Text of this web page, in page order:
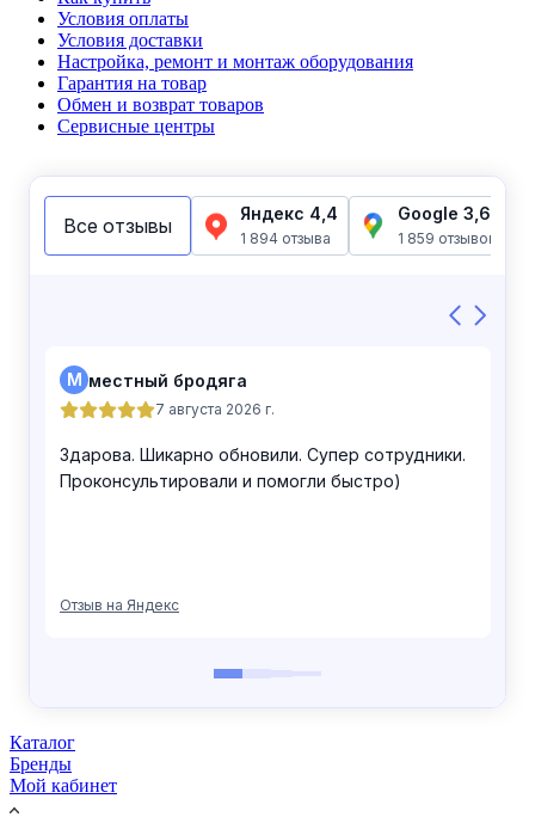
Условия оплаты
Условия доставки
Настройка, ремонт и монтаж оборудования
Гарантия на товар
Обмен и возврат товаров
Сервисные центры
Каталог
Бренды
Мой кабинет